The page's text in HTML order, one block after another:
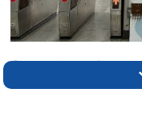
－－－－－－－－－－
まずは03-5849-3731
東急ストアさんまで直進